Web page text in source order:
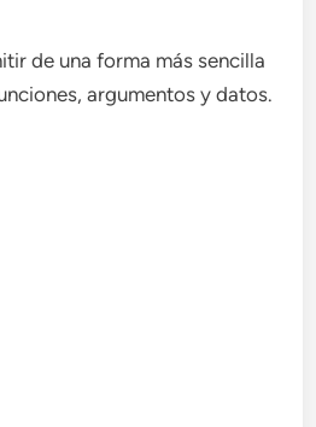
de una forma más sencilla
argumentos y datos.